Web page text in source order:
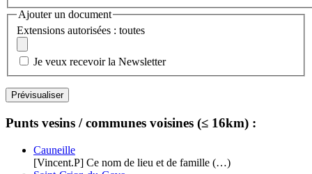
Ajouter un document
Extensions autorisées : toutes
Je veux recevoir la Newsletter
Punts vesins / communes voisines (≤ 16km) :
Cauneille
[Vincent.P] Ce nom de lieu et de famille (…)